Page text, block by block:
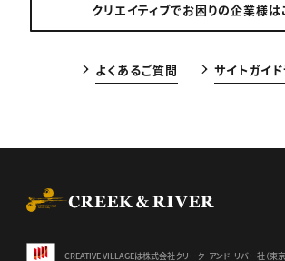
クリエイティブでお困りの企業様は
よくあるご質問 サイトガイ
CREATIVE VILLAGEは株式会社クリーク･アンド･リバー社（東